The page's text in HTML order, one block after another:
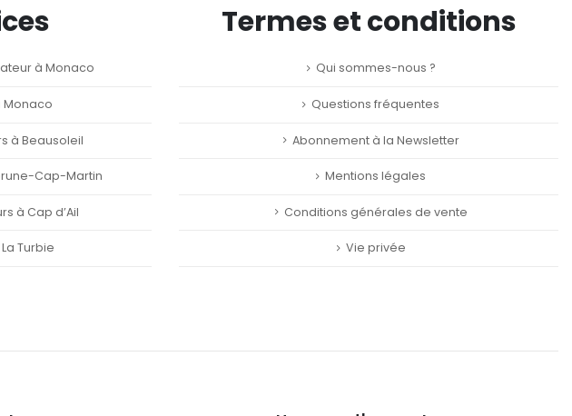
à Monaco
Monaco
à Beausoleil
Cap-Martin
à Cap d’Ail
Turbie
Termes et conditions
Qui sommes-nous ?
Questions fréquentes
Abonnement à la Newsletter
Mentions légales
Conditions générales de vente
Vie privée